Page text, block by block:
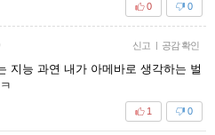
0
0
신고 | 공감 확인
지능 과연 내가 아메바로 생각하는 벌
0
1